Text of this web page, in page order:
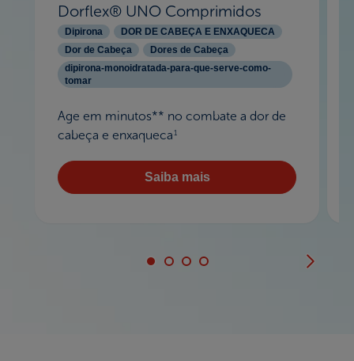
Dorflex® UNO Comprimidos
Dipirona
DOR DE CABEÇA E ENXAQUECA
Dor de Cabeça
Dores de Cabeça
dipirona-monoidratada-para-que-serve-como-
tomar
Age em minutos** no combate a dor de
cabeça e enxaqueca1
Saiba mais